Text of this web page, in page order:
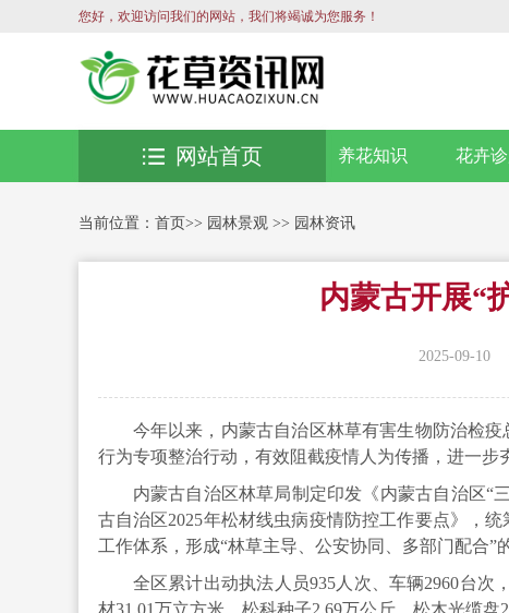
您好，欢迎访问我们的网站，我们将竭诚为您服务！
养花知识 花卉
网站首页
当前位置： 首页>> 园林景观 >> 园林资讯
内蒙古开展“
2025-09-10
今年以来，内蒙古自治区林草有害生物防治检
行为专项整治行动，有效阻截疫情人为传播，进一步
内蒙古自治区林草局制定印发《内蒙古自治区“
古自治区2025年松材线虫病疫情防控工作要点》，
工作体系，形成“林草主导、公安协同、多部门配合”
全区累计出动执法人员935人次、车辆2960台次
材31.01万立方米、松科种子2.69万公斤、松木光缆